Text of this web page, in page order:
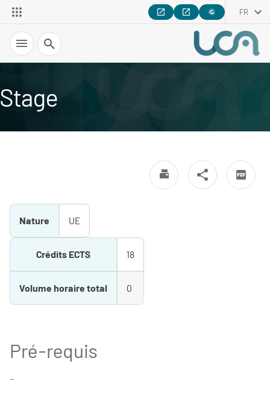
FR
Recherche
Stage
Nature UE
Crédits ECTS 18
Volume horaire total 0
Pré-requis
-